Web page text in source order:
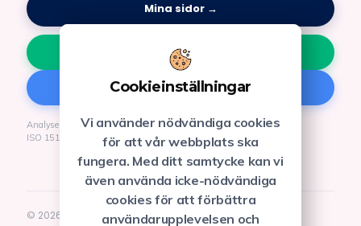
Mina sidor →
4.8 Trustpilot
4.9 Google
Analyser utförs vid BGI:s
ISO 15189-ackrediterade laboratorium
© 2026
Qura Sweden AB, 556788-1965. Alla rättigheter
Cookieinställningar
Vi använder nödvändiga cookies
för att vår webbplats ska
fungera. Med ditt samtycke kan vi
även använda icke-nödvändiga
cookies för att förbättra
användarupplevelsen och